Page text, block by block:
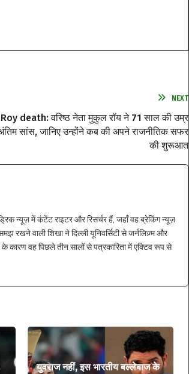
NEXT
death: वरिष्ठ नेता मुकुल रॉय ने 71 साल की उम्र
सांस, जानिए उन्होंने कब की अपने राजनीतिक सफर
की शुरूआत
न्यूज़ में कंटेंट राइटर और रिसर्चर हैं, जहाँ वह ब्रेकिंग न्यूज़
रखने वाली शिखा ने दिल्ली यूनिवर्सिटी से जर्नलिज़्म और
कारण वह पिछले तीन सालों से पत्रकारिता में एक्टिव रूप से
युवराज नहीं, इस भारतीय बल्लेबाज के